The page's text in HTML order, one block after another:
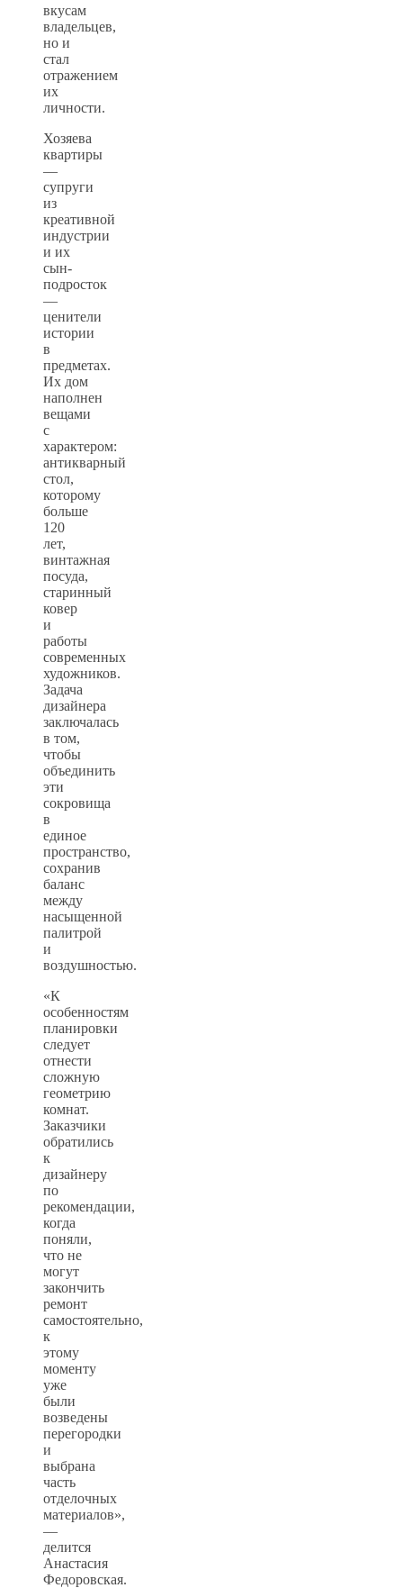
вкусам
владельцев,
но и
стал
отражением
их
личности.
Хозяева
квартиры
—
супруги
из
креативной
индустрии
и их
сын-
подросток
—
ценители
истории
в
предметах.
Их дом
наполнен
вещами
с
характером:
антикварный
стол,
которому
больше
120
лет,
винтажная
посуда,
старинный
ковер
и
работы
современных
художников.
Задача
дизайнера
заключалась
в том,
чтобы
объединить
эти
сокровища
в
единое
пространство,
сохранив
баланс
между
насыщенной
палитрой
и
воздушностью.
«К
особенностям
планировки
следует
отнести
сложную
геометрию
комнат.
Заказчики
обратились
к
дизайнеру
по
рекомендации,
когда
поняли,
что не
могут
закончить
ремонт
самостоятельно,
к
этому
моменту
уже
были
возведены
перегородки
и
выбрана
часть
отделочных
материалов»,
—
делится
Анастасия
Федоровская.